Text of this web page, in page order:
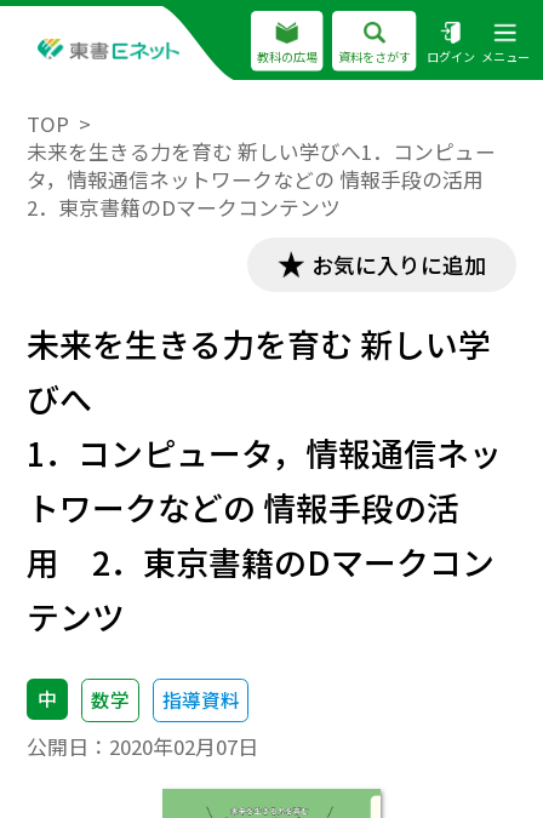
教科の広場 資料をさがす ログイン メニュー
TOP
未来を生きる力を育む 新しい学びへ1．コンピュー
タ，情報通信ネットワークなどの 情報手段の活用
2．東京書籍のDマークコンテンツ
お気に入りに追加
未来を生きる力を育む 新しい学
びへ
1．コンピュータ，情報通信ネッ
トワークなどの 情報手段の活
用 2．東京書籍のDマークコン
テンツ
中 数学 指導資料
公開日： 2020年02月07日